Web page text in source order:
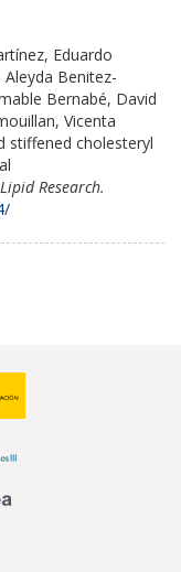
Eduardo
Aleyda Benitez-
Bernabé, David
Vicenta
stiffened cholesteryl
Research.